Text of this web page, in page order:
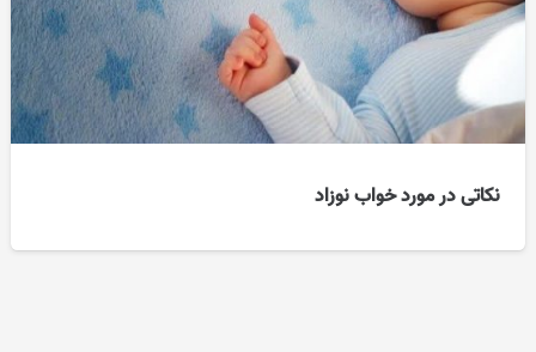
نکاتی در مورد خواب نوزاد